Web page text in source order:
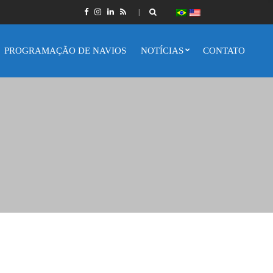
PROGRAMAÇÃO DE NAVIOS NOTÍCIAS CONTATO